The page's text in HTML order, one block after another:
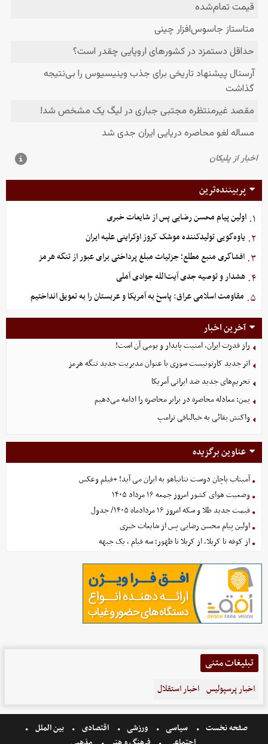
پربیننده‌ترین
۱. اولین پیام محسن رضایی پس از شایعات خبری
۲. یاوه‌گویی تولیدکننده موشک کروز اوکراینی علیه ایران
۳. افشاگری منبع مطلع؛ جزئیات مبلغ پرداختی برای عبور از تنگه هرمز
۴. هشدار و توصیه جدی آیت‌الله جوادی آملی
۵. مقاومت اسلامی عراق: پاسخ به آمریکا و عربستان را به تعویق انداختیم
آخرین اخبار
راز قدرت ایران، امنیت پایدار و بومی آن است!
اثر جدید کارتونیست سوری با عنوان مدیریت جدید تنگه هرمز
تحریم‌های جدید ضد ایرانی آمریکا
یمن: معادله محاصره در برابر محاصره را ادامه می‌دهیم
واکنش بقائی به خیالبافی ترامپ
عناوین برگزیده
آمیتاب باچان دوست نتانیاهو به ایران می آید! +فیلم وعکس
وضعیت هوای کشور امروز جمعه ۱۶ مرداد ۱۴۰۵
قیمت جدید طلا و سکه امروز ۱۶ مردادماه ۱۴۰۵/ جدول
اولین پیام محسن رضایی پس از شایعات خبری
از کوفه تا کربلا، از کربلا تا ظهور؛ سه قیام ، یک جبهه
تبلیغات متنی
اخبار پرسپولیس اخبار استقلال
صفحه نخست سیاسی ورزشی اقتصادی
بین الملل